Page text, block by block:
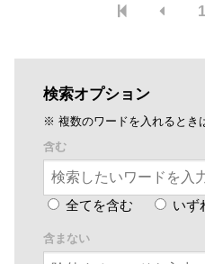
1
検索オプション
※ 複数のワードを入れるとき
含む
全てを含む いず
含まない